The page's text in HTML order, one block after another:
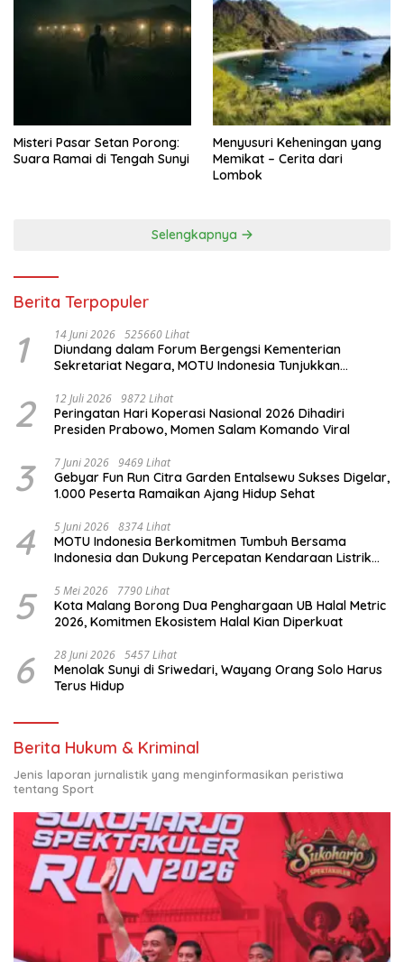
Misteri Pasar Setan Porong:
Suara Ramai di Tengah Sunyi
Menyusuri Keheningan yang
Memikat – Cerita dari
Lombok
Selengkapnya
Berita Terpopuler
1 14 Juni 2026 525660 Lihat
Diundang dalam Forum Bergengsi Kementerian
Sekretariat Negara, MOTU Indonesia Tunjukkan
2 12 Juli 2026 9872 Lihat
Peringatan Hari Koperasi Nasional 2026 Dihadiri
Presiden Prabowo, Momen Salam Komando Viral
3 7 Juni 2026 9469 Lihat
Gebyar Fun Run Citra Garden Entalsewu Sukses Digelar,
1.000 Peserta Ramaikan Ajang Hidup Sehat
4 5 Juni 2026 8374 Lihat
MOTU Indonesia Berkomitmen Tumbuh Bersama
Indonesia dan Dukung Percepatan Kendaraan Listrik
5 5 Mei 2026 7790 Lihat
Kota Malang Borong Dua Penghargaan UB Halal Metric
2026, Komitmen Ekosistem Halal Kian Diperkuat
6 28 Juni 2026 5457 Lihat
Menolak Sunyi di Sriwedari, Wayang Orang Solo Harus
Terus Hidup
Berita Hukum & Kriminal
Jenis laporan jurnalistik yang menginformasikan peristiwa
tentang Sport